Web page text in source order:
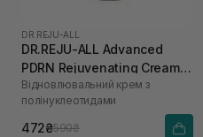
DR.REJU-ALL
DR.REJU-ALL Advanced
PDRN Rejuvenating Cream 5
г
Відновлювальний крем з
полінуклеотидами
472₴590₴